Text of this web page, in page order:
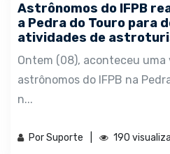
Astrônomos do IFPB
a Pedra do Touro para
atividades de
Ontem (08), aconteceu
astrônomos do IFPB na
n...
Por Suporte 190